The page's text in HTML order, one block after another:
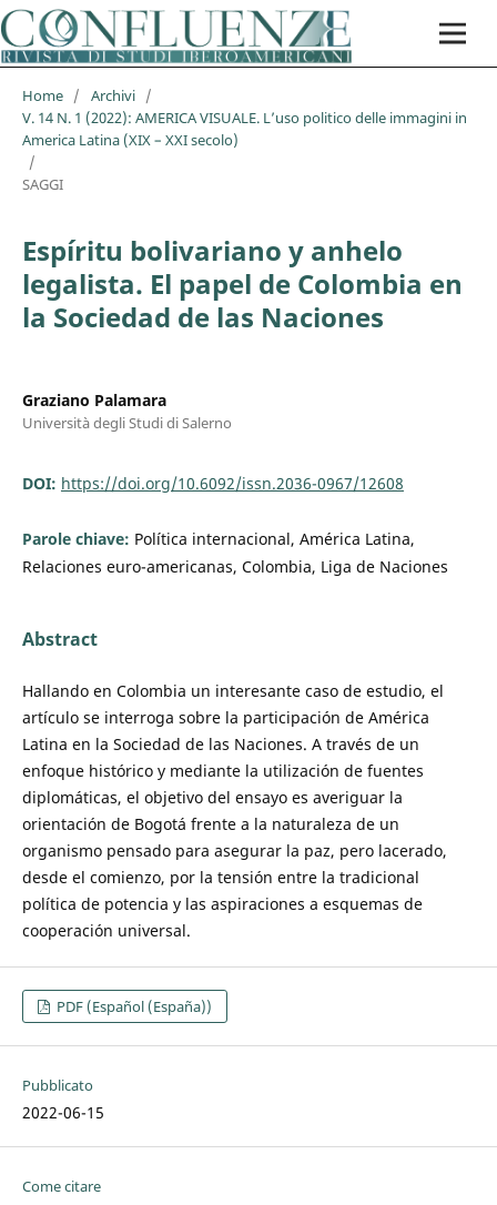
Home / Archivi /
V. 14 N. 1 (2022): AMERICA VISUALE. L’uso politico delle immagini in
America Latina (XIX – XXI secolo)
/
SAGGI
Espíritu bolivariano y anhelo
legalista. El papel de Colombia en
la Sociedad de las Naciones
Graziano Palamara
Università degli Studi di Salerno
DOI: https://doi.org/10.6092/issn.2036-0967/12608
Parole chiave: Política internacional, América Latina,
Relaciones euro-americanas, Colombia, Liga de Naciones
Abstract
Hallando en Colombia un interesante caso de estudio, el
artículo se interroga sobre la participación de América
Latina en la Sociedad de las Naciones. A través de un
enfoque histórico y mediante la utilización de fuentes
diplomáticas, el objetivo del ensayo es averiguar la
orientación de Bogotá frente a la naturaleza de un
organismo pensado para asegurar la paz, pero lacerado,
desde el comienzo, por la tensión entre la tradicional
política de potencia y las aspiraciones a esquemas de
cooperación universal.
PDF (Español (España))
Pubblicato
2022-06-15
Come citare